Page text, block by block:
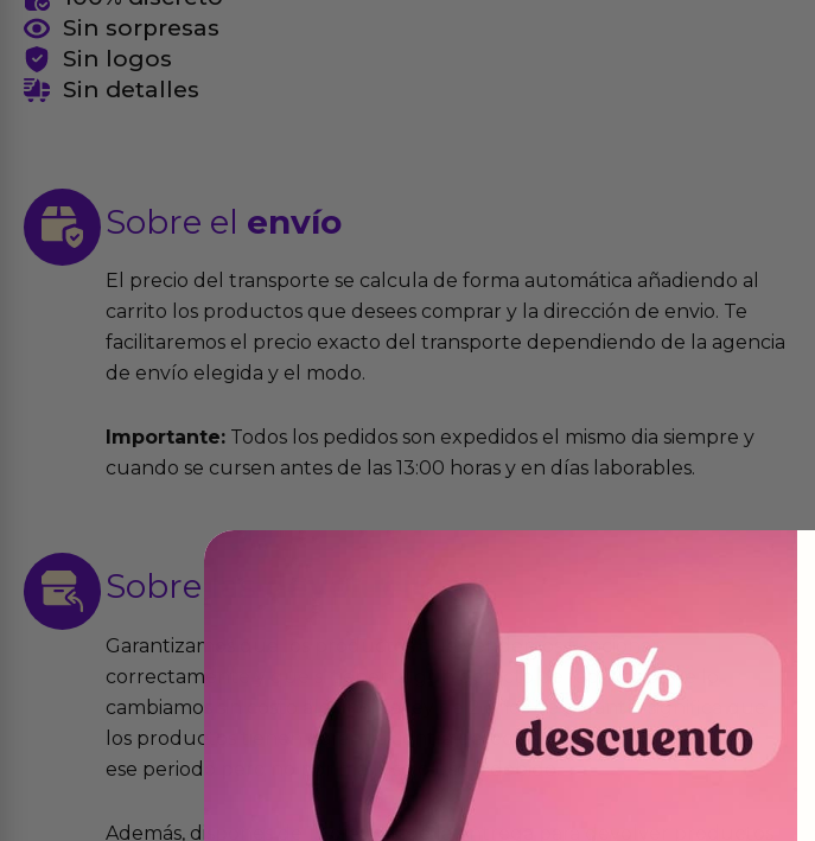
Sin sorpresas
Sin logos
Sin detalles
Sobre el envío
El precio del transporte se calcula de forma automática añadiendo al
carrito los productos que desees comprar y la dirección de envio. Te
facilitaremos el precio exacto del transporte dependiendo de la agencia
de envío elegida y el modo.
Importante: Todos los pedidos son expedidos el mismo dia siempre y
cuando se cursen antes de las 13:00 horas y en días laborables.
Sobre las devoluciones
Garantizamos que los productos que vendemos funcionan
correctamente y que si tienen algún defecto de fabricación te lo
cambiamos sin costo alguno. La ley de 2 años de garantía significa que
los productos tienen garantía contra defectos de fabricación durante
ese periodo pero no por mal uso o uso indebido.
Además, dispones de 15 días desde la entrega para devolver productos